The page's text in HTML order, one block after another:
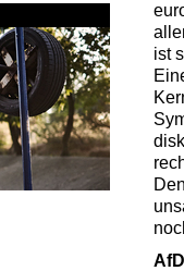
ist